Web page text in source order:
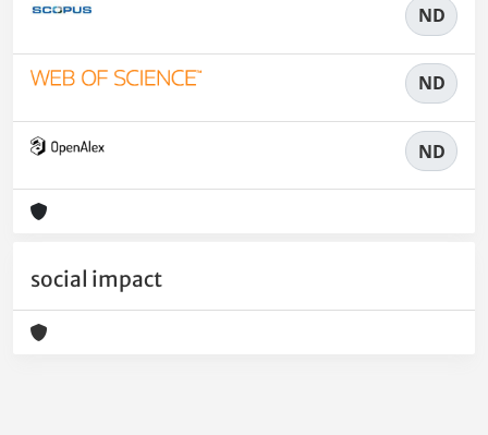
ND
ND
ND
social impact